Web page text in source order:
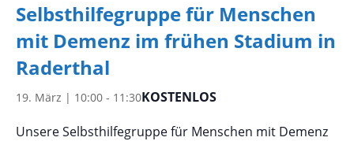
Selbsthilfegruppe für Menschen
mit Demenz im frühen Stadium in
Raderthal
19. März | 10:00 - 11:30KOSTENLOS
Unsere Selbsthilfegruppe für Menschen mit Demenz